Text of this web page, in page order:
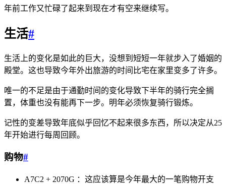
年前工作又忙碌了起来到现在才有空来继续写。
生活#
生活上的变化是如此的巨大，没想到短短一年就步入了婚姻的
殿堂。这也导致今年外出旅游的时间比宅在家里变多了许多。
唯一的不足是由于通勤时间的变化导致下半年的骑行完全搁
置，体重也没有能再下一步。明年必须恢复骑行锻炼。
记性的变差导致年底似乎回忆不起来很多东西，所以决定从25
年开始进行每周回顾。
购物#
A7C2 + 2070G ：这应该算是今年最大的一笔购物开支